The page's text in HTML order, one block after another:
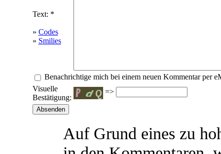
Text: *
» Codes
» Smilies
Benachrichtige mich bei einem neuen Kommentar per
Visuelle
Bestätigung:
=>
Auf Grund eines zu